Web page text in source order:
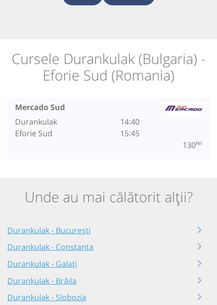
Cursele Durankulak (Bulgaria) -
Eforie Sud (Romania)
Mercado Sud
Durankulak
Eforie Sud
14:40
15:45
130lei
Unde au mai călătorit alții?
Durankulak - București
Durankulak - Constanța
Durankulak - Galați
Durankulak - Brăila
Durankulak - Slobozia